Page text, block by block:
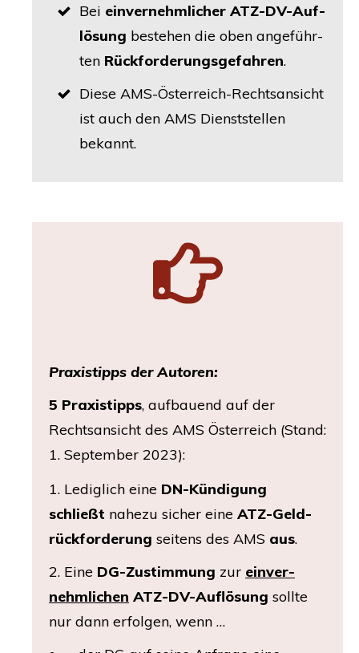
Bei ein­ver­nehm­li­cher ATZ-DV-Auf­
lö­sung bestehen die oben ange­führ­
ten Rück­for­de­rungs­ge­fah­ren.
Die­se AMS-Öster­reich-Rechts­an­sicht
ist auch den AMS Dienst­stel­len
bekannt.
Pra­xis­tipps der Autoren:
5 Pra­xis­tipps, auf­bau­end auf der
Rechts­an­sicht des AMS Öster­reich (Stand:
1. Sep­tem­ber 2023):
1. Ledig­lich eine DN-Kün­di­gung
schließt nahe­zu sicher eine ATZ-Geld­
rück­for­de­rung sei­tens des AMS aus.
2. Eine DG-Zustim­mung zur ein­ver­
nehm­li­chen ATZ-DV-Auf­lö­sung soll­te
nur dann erfol­gen, wenn …